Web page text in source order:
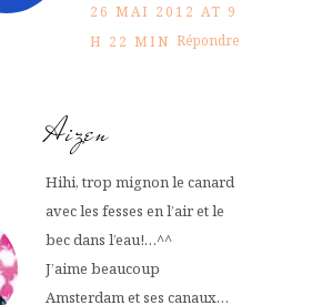
26 MAI 2012 AT 9
H 22 MIN Répondre
Aizen
Hihi, trop mignon le canard
avec les fesses en l’air et le
bec dans l’eau!…^^
J’aime beaucoup
Amsterdam et ses canaux…